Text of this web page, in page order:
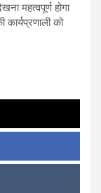
महत्वपूर्ण होगा
कार्यप्रणाली को